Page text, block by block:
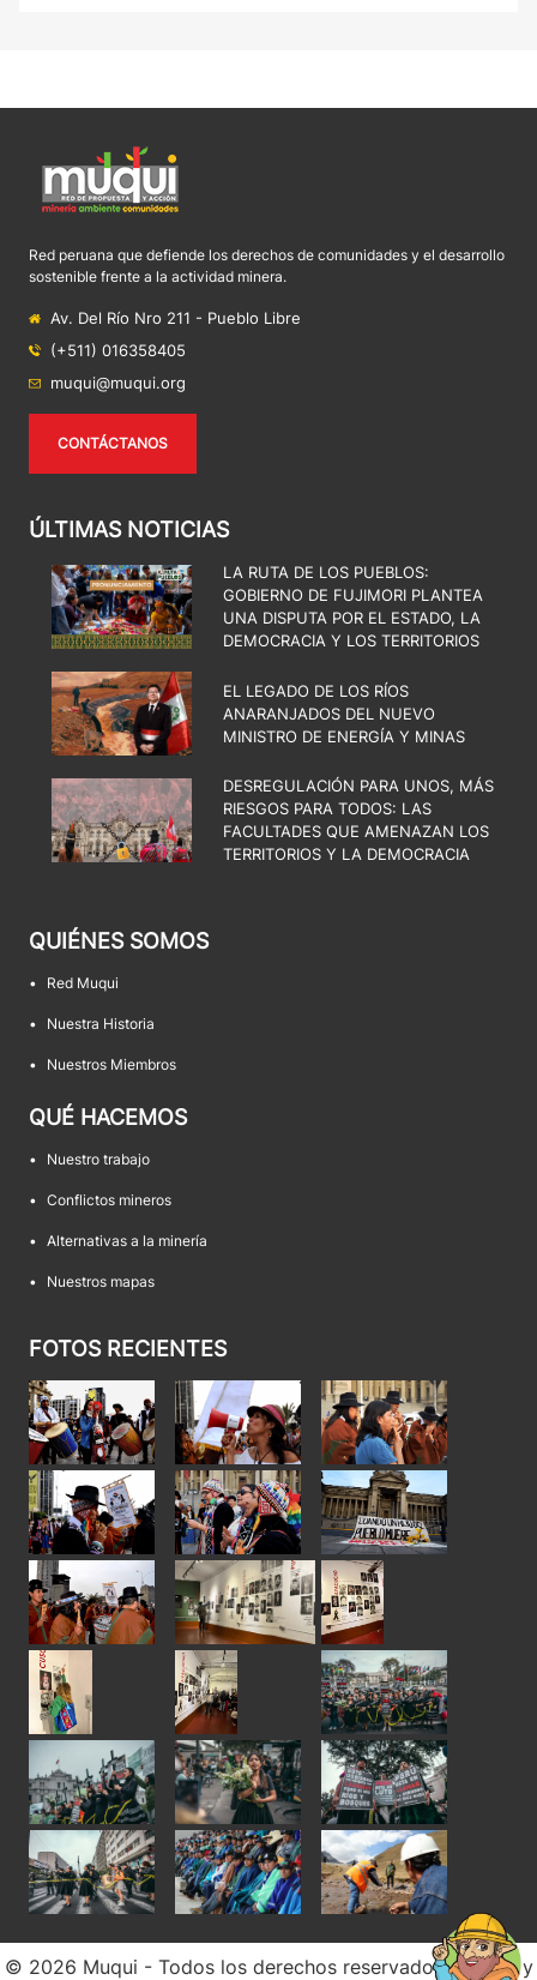
Red peruana que defiende los derechos de comunidades y el desarrollo
sostenible frente a la actividad minera.
Av. Del Río Nro 211 - Pueblo Libre
(+511) 016358405
muqui@muqui.org
CONTÁCTANOS
ÚLTIMAS NOTICIAS
LA RUTA DE LOS PUEBLOS:
GOBIERNO DE FUJIMORI PLANTEA
UNA DISPUTA POR EL ESTADO, LA
DEMOCRACIA Y LOS TERRITORIOS
EL LEGADO DE LOS RÍOS
ANARANJADOS DEL NUEVO
MINISTRO DE ENERGÍA Y MINAS
DESREGULACIÓN PARA UNOS, MÁS
RIESGOS PARA TODOS: LAS
FACULTADES QUE AMENAZAN LOS
TERRITORIOS Y LA DEMOCRACIA
QUIÉNES SOMOS
• Red Muqui
• Nuestra Historia
• Nuestros Miembros
QUÉ HACEMOS
• Nuestro trabajo
• Conflictos mineros
• Alternativas a la minería
• Nuestros mapas
FOTOS RECIENTES
© 2026 Muqui - Todos los derechos reservados. Diseño y